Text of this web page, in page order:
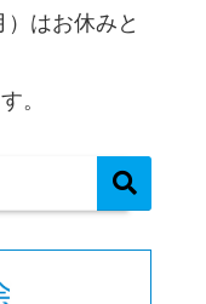
はお休みと
。